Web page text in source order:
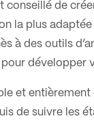
conseillé de
la plus
à des outils
développer
et
de suivre les